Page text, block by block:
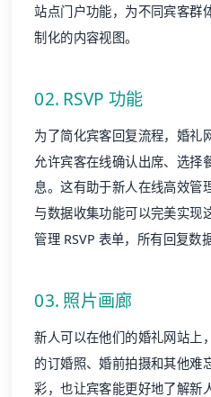
站点门户功能，为不同宾客群
制化的内容视图。
02. RSVP 功能
为了简化宾客回复流程，婚礼
允许宾客在线确认出席、选择
息。这有助于新人在线高效管
与数据收集功能可以完美实现
管理 RSVP 表单，所有回复数
03. 照片画廊
新人可以在他们的婚礼网站上
的订婚照、婚前拍摄和其他难
彩，也让宾客能更好地了解新